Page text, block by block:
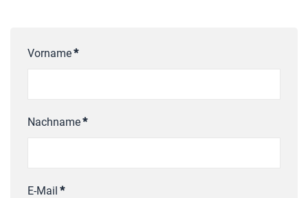
Vorname*
Nachname*
E-Mail *